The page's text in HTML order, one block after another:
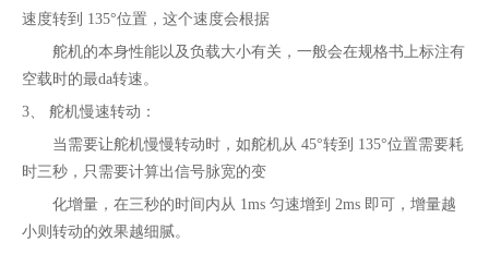
速度转到 135°位置，这个速度会根据
舵机的本身性能以及负载大小有关，一般会在规格书上标注有
空载时的最da转速。
3、 舵机慢速转动：
当需要让舵机慢慢转动时，如舵机从 45°转到 135°位置需要耗
时三秒，只需要计算出信号脉宽的变
化增量，在三秒的时间内从 1ms 匀速增到 2ms 即可，增量越
小则转动的效果越细腻。